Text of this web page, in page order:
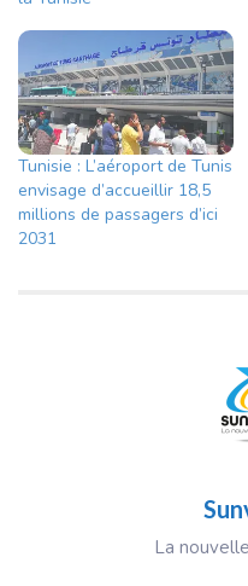
Tunisie : L’aéroport de Tunis
envisage d’accueillir 18,5
millions de passagers d’ici
2031
La